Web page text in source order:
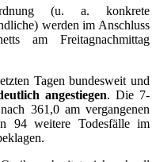
(u. a. konkrete
werden im Anschluss
am Freitagnachmittag
Tagen bundesweit und
angestiegen. Die 7-
361,0 am vergangenen
94 weitere Todesfälle im